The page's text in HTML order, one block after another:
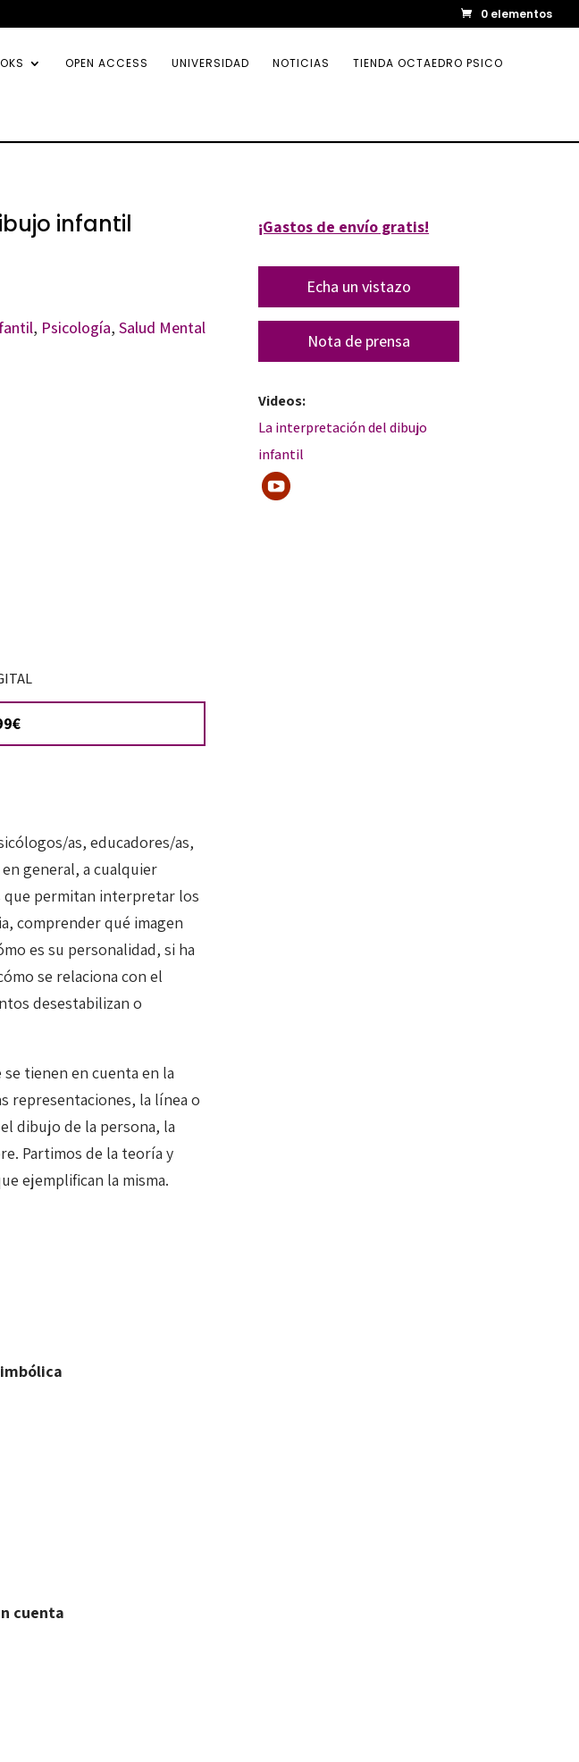
0 elementos
OPEN ACCESS UNIVERSIDAD NOTICIAS TIENDA OCTAEDRO PSICO
infantil
, Psicología, Salud Mental
as, educadores/as,
general, a cualquier
que permitan interpretar los
comprender qué imagen
es su personalidad, si ha
se relaciona con el
desestabilizan o
tienen en cuenta en la
representaciones, la línea o
dibujo de la persona, la
Partimos de la teoría y
ejemplifican la misma.
cuenta
¡Gastos de envío gratis!
Echa un vistazo
Nota de prensa
Videos:
La interpretación del dibujo
infantil